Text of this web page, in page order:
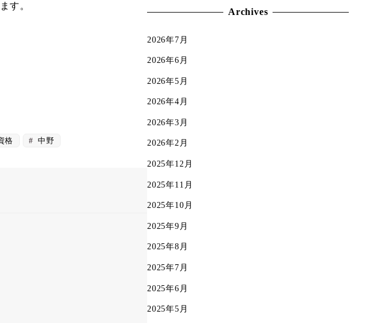
す。
格 中野
Archives
2026年7月
2026年6月
2026年5月
2026年4月
2026年3月
2026年2月
2025年12月
2025年11月
2025年10月
2025年9月
2025年8月
2025年7月
2025年6月
2025年5月